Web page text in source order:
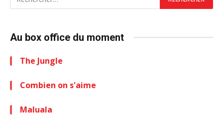
Au box office du moment
The Jungle
Combien on s'aime
Maluala